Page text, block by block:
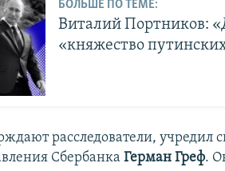
БОЛЬШЕ ПО ТЕМЕ:
Виталий Портников:
«княжество
расследователи,
СбербанкаГерман Греф.